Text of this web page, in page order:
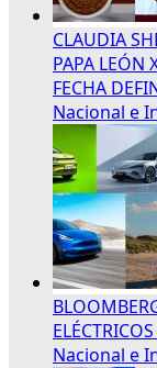
CLAUDIA
PAPA LEÓN
FECHA
Nacional e
Nacional e